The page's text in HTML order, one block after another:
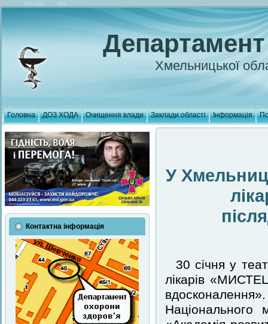
Хмельницької
Головна ДОЗ ХОДА Очищення влади Заклади області Інформація
Контактна інформація
У
30 січня у
лікарів
Національного